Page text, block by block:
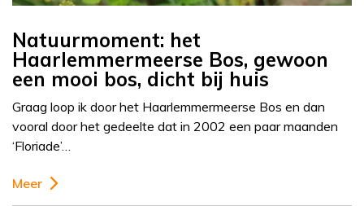
Natuurmoment: het
Haarlemmermeerse Bos, gewoon
een mooi bos, dicht bij huis
Graag loop ik door het Haarlemmermeerse Bos en dan
vooral door het gedeelte dat in 2002 een paar maanden
‘Floriade’…
Meer